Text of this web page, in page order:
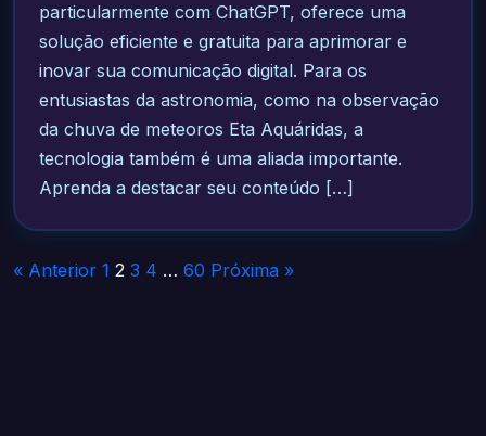
particularmente com ChatGPT, oferece uma
solução eficiente e gratuita para aprimorar e
inovar sua comunicação digital. Para os
entusiastas da astronomia, como na observação
da chuva de meteoros Eta Aquáridas, a
tecnologia também é uma aliada importante.
Aprenda a destacar seu conteúdo […]
Paginação
« Anterior 1 2 3 4 … 60 Próxima »